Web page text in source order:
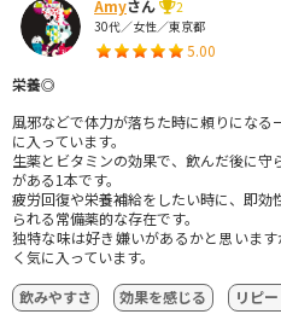
Amyさん
2
30代／女性／東京都
5.00
栄養◎
風邪などで体力が落ちた時に頼りになる
に入っています。
生薬とビタミンの効果で、飲んだ後に守
がある1本です。
疲労回復や栄養補給をしたい時に、即効
られる常備薬的な存在です。
独特な味は好き嫌いがあるかと思いま
く気に入っています。
飲みやすさ
効果を感じる リピ